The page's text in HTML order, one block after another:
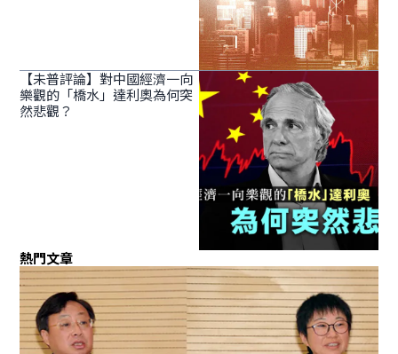
【未普評論】對中國經濟一向
樂觀的「橋水」達利奧為何突
然悲觀？
熱門文章